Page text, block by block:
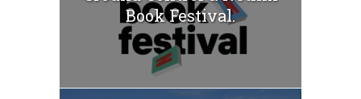
Book Festival.